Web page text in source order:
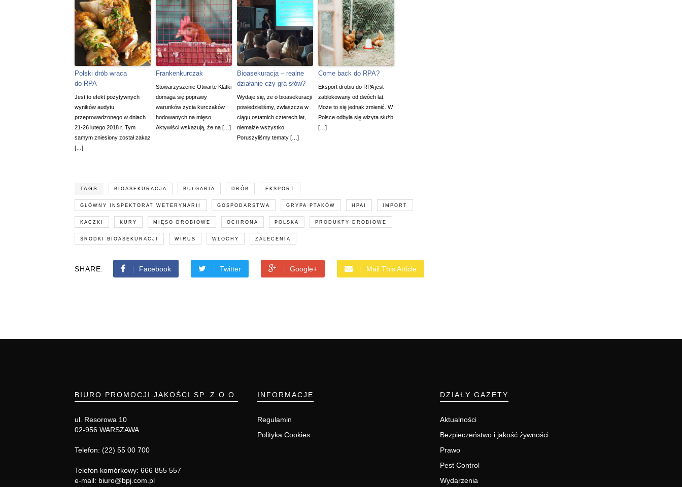
Polski drób wraca
do RPA
Jest to efekt pozytywnych
wyników audytu
przeprowadzonego w dniach
21-26 lutego 2018 r. Tym
samym zniesiony został zakaz
[…]
Frankenkurczak
Stowarzyszenie Otwarte Klatki
domaga się poprawy
warunków życia kurczaków
hodowanych na mięso.
Aktywiści wskazują, że na […]
Bioasekuracja – realne
działanie czy gra słów?
Wydaje się, że o bioasekuracji
powiedzieliśmy, zwłaszcza w
ciągu ostatnich czterech lat,
niemalże wszystko.
Poruszyliśmy tematy […]
Come back do RPA?
Eksport drobiu do RPA jest
zablokowany od dwóch lat.
Może to się jednak zmienić. W
Polsce odbyła się wizyta służb
[…]
TAGS BIOASEKURACJA BUŁGARIA DRÓB EKSPORT
GŁÓWNY INSPEKTORAT WETERYNARII GOSPODARSTWA GRYPA PTAKÓW HPAI IMPORT
KACZKI KURY MIĘSO DROBIOWE OCHRONA POLSKA PRODUKTY DROBIOWE
ŚRODKI BIOASEKURACJI WIRUS WŁOCHY ZALECENIA
SHARE: Facebook Twitter Google+ Mail This Article
BIURO PROMOCJI JAKOŚCI SP. Z O.O.
ul. Resorowa 10
02-956 WARSZAWA
Telefon: (22) 55 00 700
Telefon komórkowy: 666 855 557
e-mail: biuro@bpj.com.pl
INFORMACJE
Regulamin
Polityka Cookies
DZIAŁY GAZETY
Aktualności
Bezpieczeństwo i jakość żywności
Prawo
Pest Control
Wydarzenia